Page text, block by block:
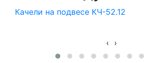
Качели на подвесе КЧ-52.12
‹ ›